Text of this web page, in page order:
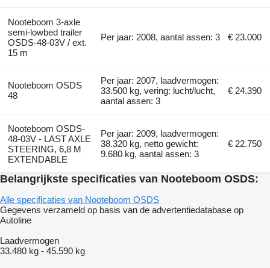
Nooteboom 3-axle
semi-lowbed trailer
OSDS-48-03V / ext.
15 m
Per jaar: 2008, aantal assen: 3 € 23.000
Nooteboom OSDS
48
Per jaar: 2007, laadvermogen:
33.500 kg, vering: lucht/lucht,
aantal assen: 3
€ 24.390
Nooteboom OSDS-
48-03V - LAST AXLE
STEERING, 6,8 M
EXTENDABLE
Per jaar: 2009, laadvermogen:
38.320 kg, netto gewicht:
9.680 kg, aantal assen: 3
€ 22.750
Belangrijkste specificaties van Nooteboom OSDS:
Alle specificaties van Nooteboom OSDS
Gegevens verzameld op basis van de advertentiedatabase op
Autoline
Laadvermogen
33.480 kg - 45.590 kg